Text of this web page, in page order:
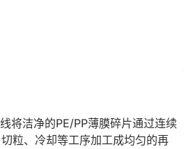
将洁净的PE/PP薄膜碎片通过连续
粒、冷却等工序加工成均匀的再